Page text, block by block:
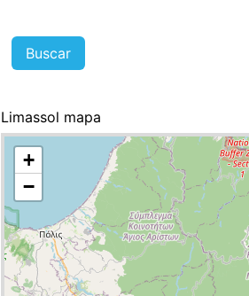
Limassol mapa
Chipre, la lista de ciudades
+
−